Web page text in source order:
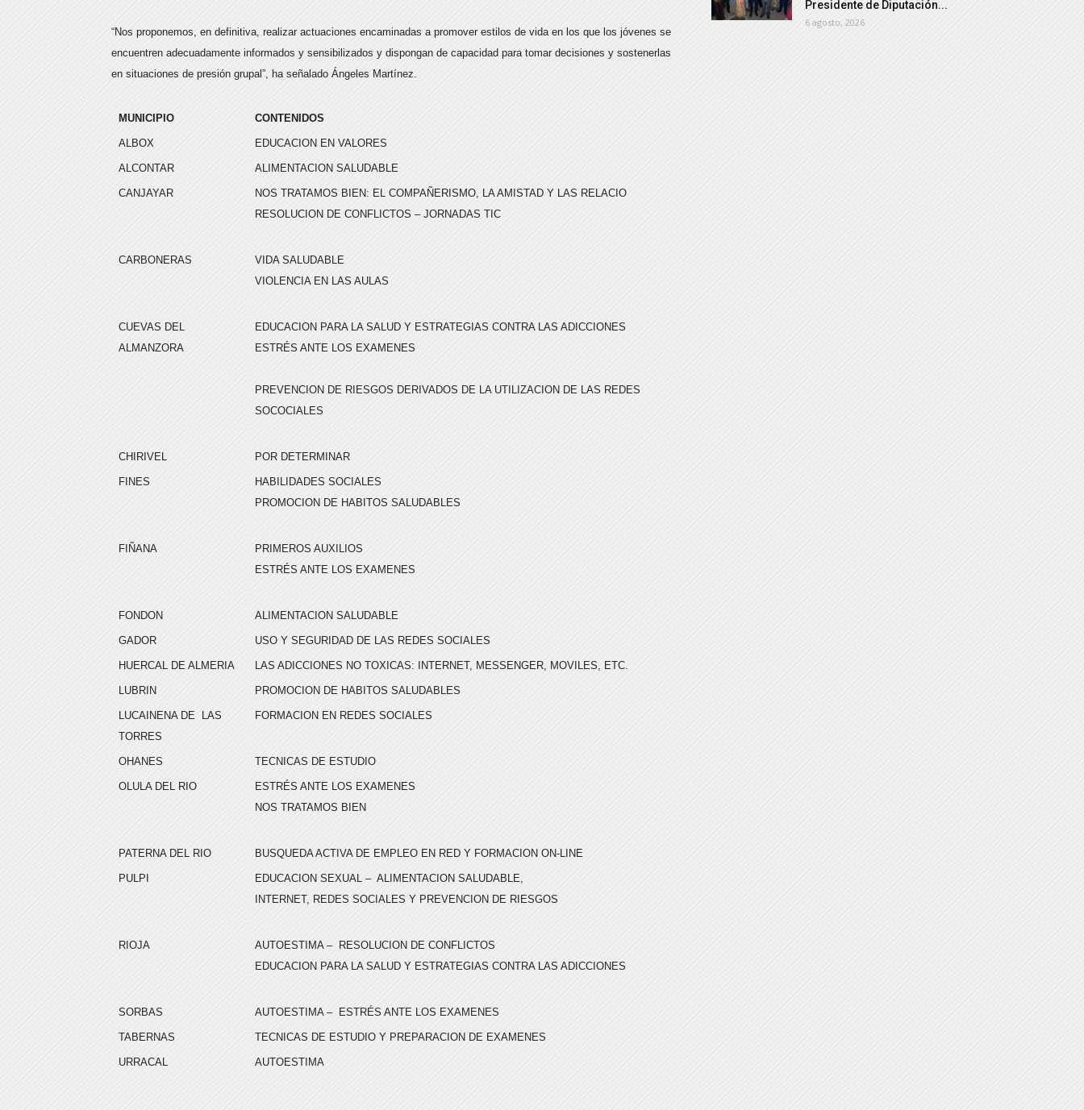
“Nos proponemos, en definitiva, realizar actuaciones encaminadas a promover estilos de vida en los que los jóvenes se
encuentren adecuadamente informados y sensibilizados y dispongan de capacidad para tomar decisiones y sostenerlas
en situaciones de presión grupal”, ha señalado Ángeles Martínez.
MUNICIPIO CONTENIDOS
ALBOX EDUCACION EN VALORES
ALCONTAR ALIMENTACION SALUDABLE
CANJAYAR
NOS TRATAMOS BIEN: EL COMPAÑERISMO, LA AMISTAD Y LAS RELACIO
RESOLUCION DE CONFLICTOS – JORNADAS TIC
CARBONERAS
VIDA SALUDABLE
VIOLENCIA EN LAS AULAS
CUEVAS DEL
ALMANZORA
EDUCACION PARA LA SALUD Y ESTRATEGIAS CONTRA LAS ADICCIONES
ESTRÉS ANTE LOS EXAMENES
PREVENCION DE RIESGOS DERIVADOS DE LA UTILIZACION DE LAS REDES
SOCOCIALES
CHIRIVEL POR DETERMINAR
FINES
HABILIDADES SOCIALES
PROMOCION DE HABITOS SALUDABLES
FIÑANA
PRIMEROS AUXILIOS
ESTRÉS ANTE LOS EXAMENES
FONDON ALIMENTACION SALUDABLE
GADOR USO Y SEGURIDAD DE LAS REDES SOCIALES
HUERCAL DE ALMERIA LAS ADICCIONES NO TOXICAS: INTERNET, MESSENGER, MOVILES, ETC.
LUBRIN PROMOCION DE HABITOS SALUDABLES
LUCAINENA DE LAS
TORRES
FORMACION EN REDES SOCIALES
OHANES TECNICAS DE ESTUDIO
OLULA DEL RIO
ESTRÉS ANTE LOS EXAMENES
NOS TRATAMOS BIEN
PATERNA DEL RIO BUSQUEDA ACTIVA DE EMPLEO EN RED Y FORMACION ON-LINE
PULPI
EDUCACION SEXUAL – ALIMENTACION SALUDABLE,
INTERNET, REDES SOCIALES Y PREVENCION DE RIESGOS
RIOJA
AUTOESTIMA – RESOLUCION DE CONFLICTOS
EDUCACION PARA LA SALUD Y ESTRATEGIAS CONTRA LAS ADICCIONES
SORBAS AUTOESTIMA – ESTRÉS ANTE LOS EXAMENES
TABERNAS TECNICAS DE ESTUDIO Y PREPARACION DE EXAMENES
URRACAL AUTOESTIMA
Presidente de Diputación...
6 agosto, 2026